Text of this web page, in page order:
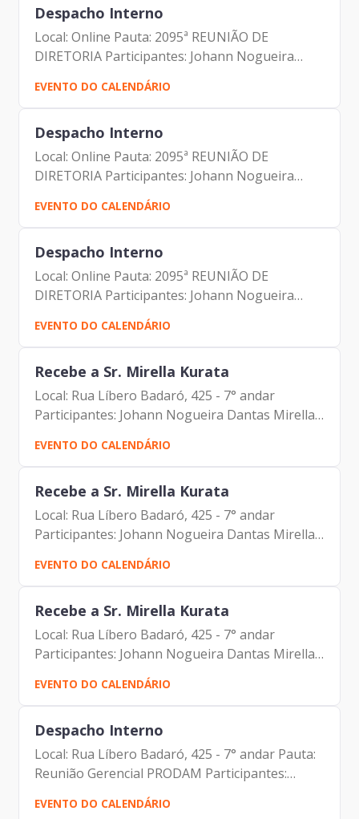
Despacho Interno
Local: Online Pauta: 2095ª REUNIÃO DE
DIRETORIA Participantes: Johann Nogueira
Dantas Marcio Rodrigues Pereira Mendes
Luciano de Azevedo Farias Ferreira Antonio
Celso de Paula Albuquerque Filho...
EVENTO DO CALENDÁRIO
Despacho Interno
Local: Online Pauta: 2095ª REUNIÃO DE
DIRETORIA Participantes: Johann Nogueira
Dantas Marcio Rodrigues Pereira Mendes
Luciano de Azevedo Farias Ferreira Antonio
Celso de Paula Albuquerque Filho...
EVENTO DO CALENDÁRIO
Despacho Interno
Local: Online Pauta: 2095ª REUNIÃO DE
DIRETORIA Participantes: Johann Nogueira
Dantas Marcio Rodrigues Pereira Mendes
Luciano de Azevedo Farias Ferreira Antonio
Celso de Paula Albuquerque Filho...
EVENTO DO CALENDÁRIO
Recebe a Sr. Mirella Kurata
Local: Rua Líbero Badaró, 425 - 7° andar
Participantes: Johann Nogueira Dantas Mirella
EVENTO DO CALENDÁRIO
Recebe a Sr. Mirella Kurata
Local: Rua Líbero Badaró, 425 - 7° andar
Participantes: Johann Nogueira Dantas Mirella
EVENTO DO CALENDÁRIO
Recebe a Sr. Mirella Kurata
Local: Rua Líbero Badaró, 425 - 7° andar
Participantes: Johann Nogueira Dantas Mirella
EVENTO DO CALENDÁRIO
Despacho Interno
Local: Rua Líbero Badaró, 425 - 7° andar Pauta:
Reunião Gerencial PRODAM Participantes:
Johann Nogueira Dantas Fernando Gonçalves
Sandra M.T.M. Barreto Lucas Campagna Filho
EVENTO DO CALENDÁRIO